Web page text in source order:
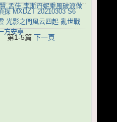
.孟佳.李斯丹妮乘風破浪做
探 MXDZT 20210303 S6
光影之間風云四起 亂世戰
方安寧
第1-5篇 下一頁